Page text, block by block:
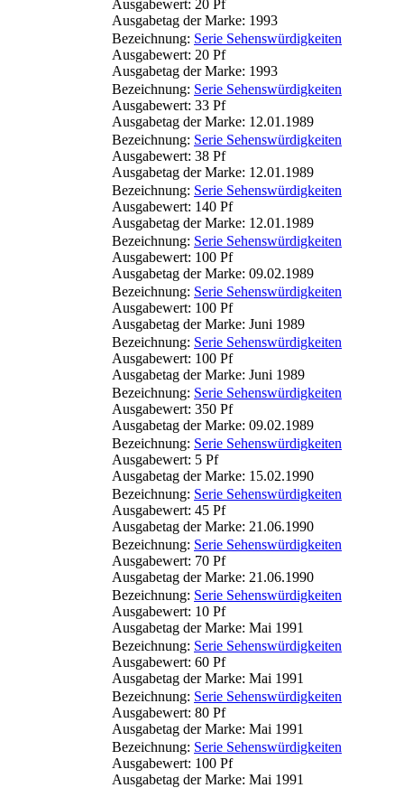
Ausgabewert: 20 Pf
Ausgabetag der Marke: 1993
Bezeichnung: Serie Sehenswürdigkeiten
Ausgabewert: 20 Pf
Ausgabetag der Marke: 1993
Bezeichnung: Serie Sehenswürdigkeiten
Ausgabewert: 33 Pf
Ausgabetag der Marke: 12.01.1989
Bezeichnung: Serie Sehenswürdigkeiten
Ausgabewert: 38 Pf
Ausgabetag der Marke: 12.01.1989
Bezeichnung: Serie Sehenswürdigkeiten
Ausgabewert: 140 Pf
Ausgabetag der Marke: 12.01.1989
Bezeichnung: Serie Sehenswürdigkeiten
Ausgabewert: 100 Pf
Ausgabetag der Marke: 09.02.1989
Bezeichnung: Serie Sehenswürdigkeiten
Ausgabewert: 100 Pf
Ausgabetag der Marke: Juni 1989
Bezeichnung: Serie Sehenswürdigkeiten
Ausgabewert: 100 Pf
Ausgabetag der Marke: Juni 1989
Bezeichnung: Serie Sehenswürdigkeiten
Ausgabewert: 350 Pf
Ausgabetag der Marke: 09.02.1989
Bezeichnung: Serie Sehenswürdigkeiten
Ausgabewert: 5 Pf
Ausgabetag der Marke: 15.02.1990
Bezeichnung: Serie Sehenswürdigkeiten
Ausgabewert: 45 Pf
Ausgabetag der Marke: 21.06.1990
Bezeichnung: Serie Sehenswürdigkeiten
Ausgabewert: 70 Pf
Ausgabetag der Marke: 21.06.1990
Bezeichnung: Serie Sehenswürdigkeiten
Ausgabewert: 10 Pf
Ausgabetag der Marke: Mai 1991
Bezeichnung: Serie Sehenswürdigkeiten
Ausgabewert: 60 Pf
Ausgabetag der Marke: Mai 1991
Bezeichnung: Serie Sehenswürdigkeiten
Ausgabewert: 80 Pf
Ausgabetag der Marke: Mai 1991
Bezeichnung: Serie Sehenswürdigkeiten
Ausgabewert: 100 Pf
Ausgabetag der Marke: Mai 1991